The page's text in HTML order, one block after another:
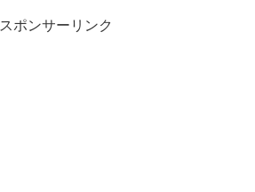
スポンサーリンク